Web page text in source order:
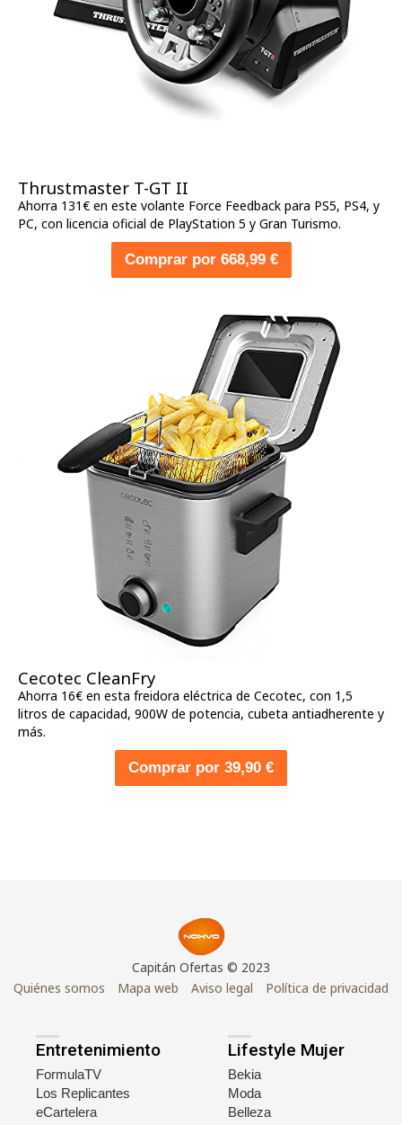
Thrustmaster T-GT II
Ahorra 131€ en este volante Force Feedback para PS5, PS4, y
PC, con licencia oficial de PlayStation 5 y Gran Turismo.
Comprar por 668,99 €
Cecotec CleanFry
Ahorra 16€ en esta freidora eléctrica de Cecotec, con 1,5
litros de capacidad, 900W de potencia, cubeta antiadherente y
más.
Comprar por 39,90 €
Capitán Ofertas © 2023
Quiénes somos
Mapa web Aviso legal Política de privacidad
Entretenimiento
FormulaTV
Los Replicantes
eCartelera
Lifestyle Mujer
Bekia
Moda
Belleza